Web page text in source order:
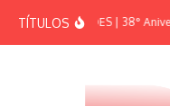
TÍTULOSEFEMÉRIDES | 38°